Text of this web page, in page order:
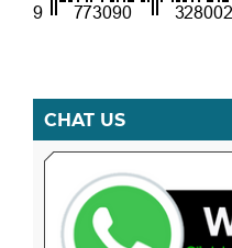
CHAT US